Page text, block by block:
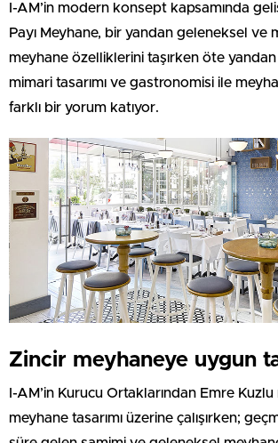
I-AM’in modern konsept kapsamında
Payı Meyhane, bir yandan geleneksel ve
meyhane özelliklerini taşırken öte
mimari tasarımı ve gastronomisi ile
farklı bir yorum katıyor.
Zincir meyhaneye uygun
I-AM’in Kurucu Ortaklarından Emre
meyhane tasarımı üzerine çalışırken;